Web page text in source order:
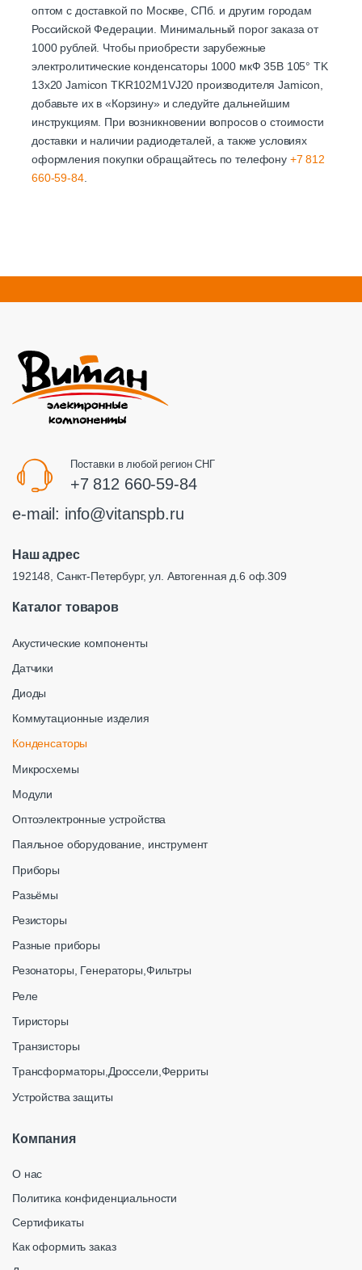
оптом с доставкой по Москве, СПб. и другим городам
Российской Федерации. Минимальный порог заказа от
1000 рублей. Чтобы приобрести зарубежные
электролитические конденсаторы 1000 мкФ 35В 105° TK
13х20 Jamicon TKR102M1VJ20 производителя Jamicon,
добавьте их в «Корзину» и следуйте дальнейшим
инструкциям. При возникновении вопросов о стоимости
доставки и наличии радиодеталей, а также условиях
оформления покупки обращайтесь по телефону +7 812
660-59-84.
Поставки в любой регион СНГ
+7 812 660-59-84
e-mail: info@vitanspb.ru
Наш адрес
192148, Санкт-Петербург, ул. Автогенная д.6 оф.309
Каталог товаров
Акустические компоненты
Датчики
Диоды
Коммутационные изделия
Конденсаторы
Микросхемы
Модули
Оптоэлектронные устройства
Паяльное оборудование, инструмент
Приборы
Разьёмы
Резисторы
Разные приборы
Резонаторы, Генераторы,Фильтры
Реле
Тиристоры
Транзисторы
Трансформаторы,Дроссели,Ферриты
Устройства защиты
Компания
О нас
Политика конфиденциальности
Сертификаты
Как оформить заказ